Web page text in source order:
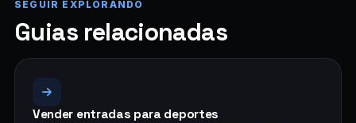
SEGUIR EXPLORANDO
Guias relacionadas
Vender entradas para deportes